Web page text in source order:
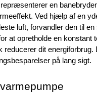
repræsenterer en
Ved hjælp af en
luft, forvandler den til
at opretholde en konstant
dit
på lang sigt.